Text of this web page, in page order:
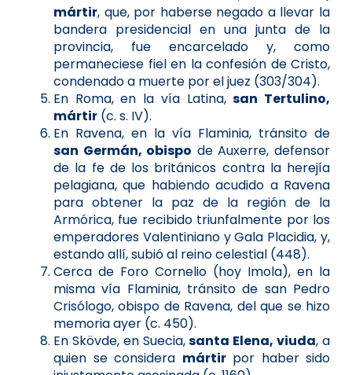
mártir, que, por haberse negado a llevar la
bandera presidencial en una junta de la
provincia, fue encarcelado y, como
permaneciese fiel en la confesión de Cristo,
condenado a muerte por el juez (303/304).
En Roma, en la vía Latina,san Tertulino,
mártir (c. s. IV).
En Ravena, en la vía Flaminia, tránsito de
san Germán, obispo de Auxerre, defensor
de la fe de los británicos contra la herejía
pelagiana, que habiendo acudido a Ravena
para obtener la paz de la región de la
Armórica, fue recibido triunfalmente por los
emperadores Valentiniano y Gala Placidia, y,
estando allí, subió al reino celestial (448).
Cerca de Foro Cornelio (hoy Imola), en la
misma vía Flaminia, tránsito de san Pedro
Crisólogo, obispo de Ravena, del que se hizo
memoria ayer (c. 450).
En Skövde, en Suecia,santa Elena, viuda, a
quien se considera mártirpor haber sido